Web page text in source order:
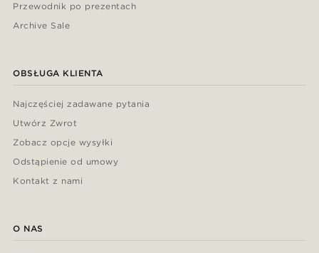
Przewodnik po prezentach
Archive Sale
OBSŁUGA KLIENTA
Najczęściej zadawane pytania
Utwórz Zwrot
Zobacz opcje wysyłki
Odstąpienie od umowy
Kontakt z nami
O NAS